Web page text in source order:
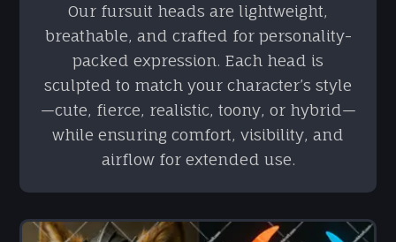
Our fursuit heads are lightweight,
breathable, and crafted for personality-
packed expression. Each head is
sculpted to match your character’s style
—cute, fierce, realistic, toony, or hybrid—
while ensuring comfort, visibility, and
airflow for extended use.